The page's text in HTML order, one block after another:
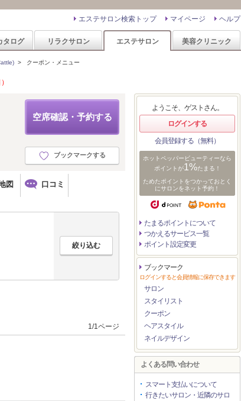
ヘルプ
マイページ
エステサロン検索トップ
タログ リラクサロン エステサロン 美容クリニック
> クーポン・メニュー
空席確認・予約する
ブックマークする
図 口コミ
1/1ページ
ようこそ、ゲストさん。
ログインする
会員登録する（無料）
ホットペッパービューティーなら
ポイントが1%たまる！
ためたポイントをつかっておとく
にサロンをネット予約！
たまるポイントについて
つかえるサービス一覧
ポイント設定変更
ブックマーク
ログインすると会員情報に保存できます
サロン
スタイリスト
クーポン
ヘアスタイル
ネイルデザイン
よくある問い合わせ
スマート支払いについて
行きたいサロン・近隣のサロ